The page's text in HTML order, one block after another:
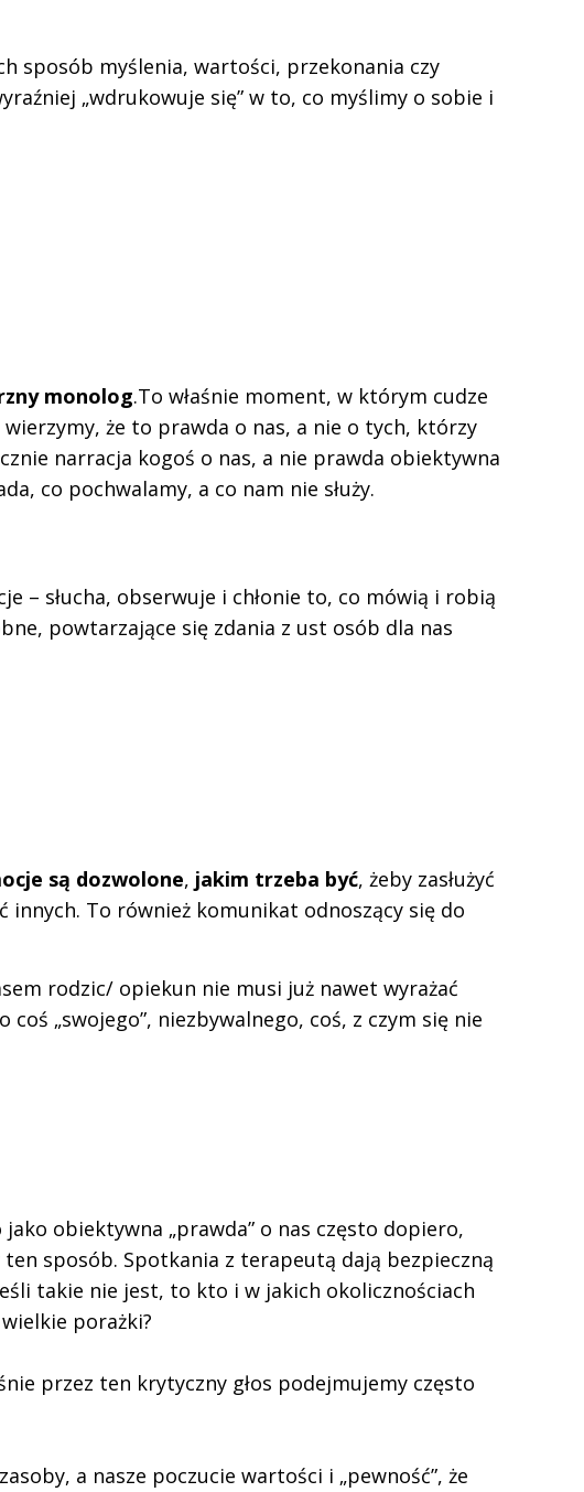
sposób myślenia, wartości, przekonania czy
„wdrukowuje się” w to, co myślimy o sobie i
monolog.To właśnie moment, w którym cudze
wierzymy, że to prawda o nas, a nie o tych, którzy
narracja kogoś o nas, a nie prawda obiektywna
co pochwalamy, a co nam nie służy.
– słucha, obserwuje i chłonie to, co mówią i robią
powtarzające się zdania z ust osób dla nas
są dozwolone, jakim trzeba być, żeby zasłużyć
innych. To również komunikat odnoszący się do
rodzic/ opiekun nie musi już nawet wyrażać
„swojego”, niezbywalnego, coś, z czym się nie
obiektywna „prawda” o nas często dopiero,
sposób. Spotkania z terapeutą dają bezpieczną
takie nie jest, to kto i w jakich okolicznościach
porażki?
przez ten krytyczny głos podejmujemy często
a nasze poczucie wartości i „pewność”, że